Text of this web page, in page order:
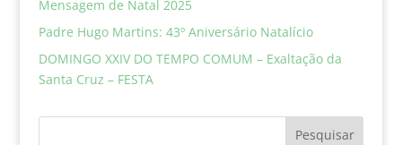
Mensagem de Natal 2025
Padre Hugo Martins: 43º Aniversário Natalício
DOMINGO XXIV DO TEMPO COMUM – Exaltação da
Santa Cruz – FESTA
Pesquisar